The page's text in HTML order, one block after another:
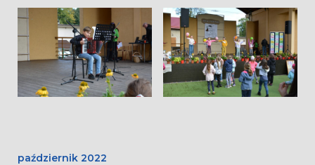
październik 2022